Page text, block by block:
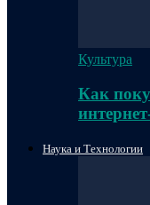
Культура
Как
Наука и Технологии